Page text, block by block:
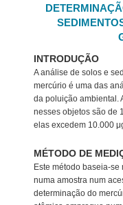
INTRODUÇÃO
A análise de solos e
mercúrio é uma das
da poluição ambiental.
nesses objetos são de
elas excedem 10.000
MÉTODO DE
Este método baseia-
numa amostra num
determinação do